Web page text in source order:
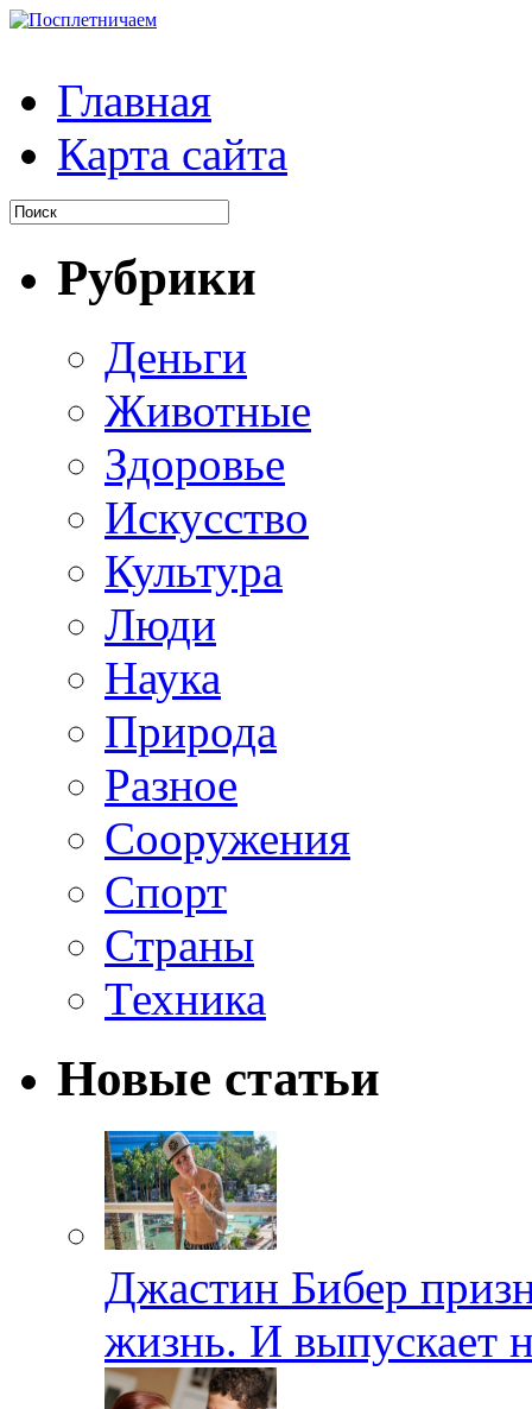
Главная
Карта сайта
Рубрики
Деньги
Животные
Здоровье
Искусство
Культура
Люди
Наука
Природа
Разное
Сооружения
Спорт
Страны
Техника
Новые статьи
Джастин Бибер
жизнь. И выпускает